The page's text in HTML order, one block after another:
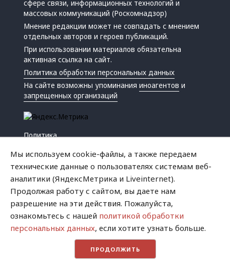
сфере связи, информационных технологий и
массовых коммуникаций (Роскомнадзор)
Мнение редакции может не совпадать с мнением
отдельных авторов и героев публикаций.
При использовании материалов обязательна
активная ссылка на сайт.
Политика обработки персональных данных
На сайте возможны упоминанияиноагентов и
запрещенных организаций
Политика
Успех
Хватит это терпеть
Мы используем cookie-файлы, а также передаем
технические данные о пользователях системам веб-
аналитики (ЯндексМетрика и Liveinternet).
Продолжая работу с сайтом, вы даете нам
разрешение на эти действия. Пожалуйста,
ознакомьтесь с нашей политикой обработки
персональных данных, если хотите узнать больше.
ПРОДОЛЖИТЬ